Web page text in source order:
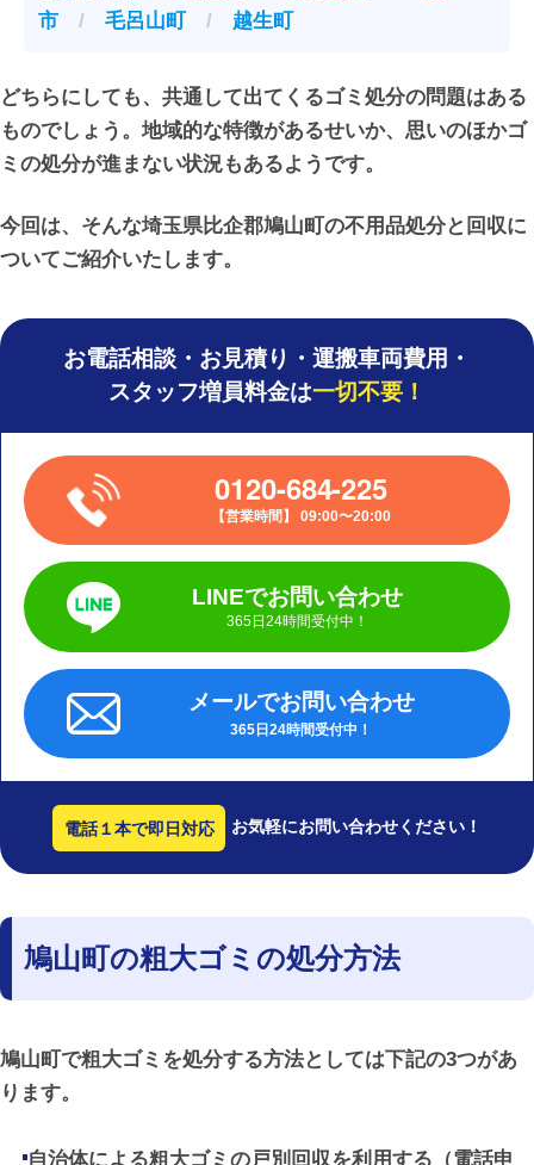
市 / 毛呂山町/ 越生町
どちらにしても、共通して出てくるゴミ処分の問題はある
ものでしょう。地域的な特徴があるせいか、思いのほかゴ
ミの処分が進まない状況もあるようです。
今回は、そんな埼玉県比企郡鳩山町の不用品処分と回収に
ついてご紹介いたします。
お電話相談・お見積り・運搬車両費用・
スタッフ増員料金は一切不要！
0120-684-225
営業時間 09:00〜20:00
LINEでお問い合わせ
365日24時間受付中！
メールでお問い合わせ
365日24時間受付中！
電話１本で即日対応 お気軽にお問い合わせください！
鳩山町の粗大ゴミの処分方法
鳩山町で粗大ゴミを処分する方法としては下記の3つがあ
ります。
自治体による粗大ゴミの戸別回収を利用する（電話申